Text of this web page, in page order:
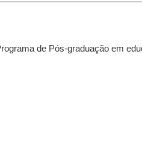
de Pós-graduação em